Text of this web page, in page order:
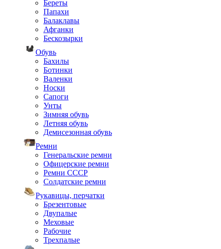
Береты
Папахи
Балаклавы
Афганки
Бескозырки
Обувь
Бахилы
Ботинки
Валенки
Носки
Сапоги
Унты
Зимняя обувь
Летняя обувь
Демисезонная обувь
Ремни
Генеральские ремни
Офицерские ремни
Ремни СССР
Солдатские ремни
Рукавицы, перчатки
Брезентовые
Двупалые
Меховые
Рабочие
Трехпалые